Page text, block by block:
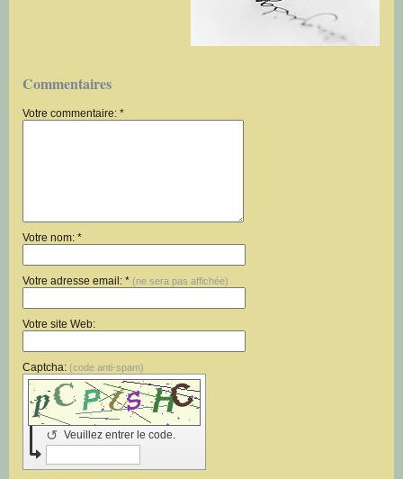
Commentaires
Votre commentaire: *
Votre nom: *
Votre adresse email: * (ne sera pas affichée)
Votre site Web:
Captcha: (code anti-spam)
Veuillez entrer le code.
↺